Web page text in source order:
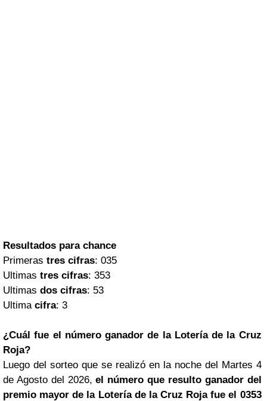
Resultados para chance
Primeras tres cifras: 035
Ultimas tres cifras: 353
Ultimas dos cifras: 53
Ultima cifra: 3
¿Cuál fue el número ganador de la Lotería de la Cruz
Roja?
Luego del sorteo que se realizó en la noche del Martes 4
de Agosto del 2026,el número que resulto ganador del
premio mayor de la Lotería de la Cruz Roja fue el 0353